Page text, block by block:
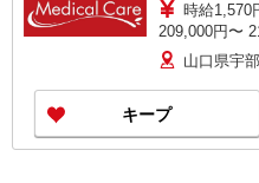
時給1,570円
209,000円〜
間＋夜間割増
山口県宇
キープ